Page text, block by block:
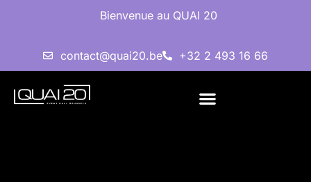
Bienvenue au QUAI 20
contact@quai20.be +32 2 493 16 66